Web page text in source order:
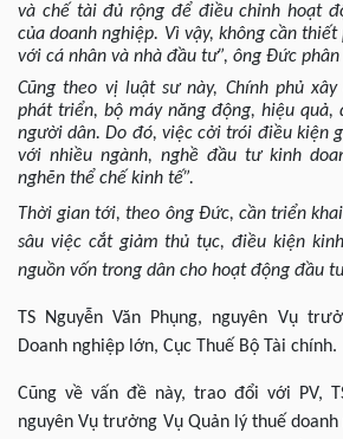
và chế tài đủ rộng để điều chỉnh hoạt
của doanh nghiệp. Vì vậy, không cần
với cá nhân và nhà đầu tư”, ông Đức
Cũng theo vị luật sư này, Chính phủ
phát triển, bộ máy năng động, hiệu quả,
người dân. Do đó, việc cởi trói điều kiện
với nhiều ngành, nghề đầu tư kinh
nghẽn thể chế kinh tế”.
Thời gian tới, theo ông Đức, cần triển
sâu việc cắt giảm thủ tục, điều kiện
nguồn vốn trong dân cho hoạt động đầu
TS Nguyễn Văn Phụng, nguyên Vụ
Doanh nghiệp lớn, Cục Thuế Bộ Tài chính.
Cũng về vấn đề này, trao đổi với PV,
nguyên Vụ trưởng Vụ Quản lý thuế